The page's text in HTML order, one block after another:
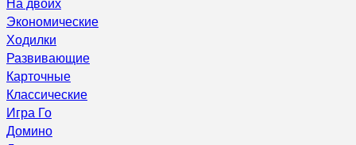
Экономические
Ходилки
Развивающие
Карточные
Классические
Игра Го
Домино